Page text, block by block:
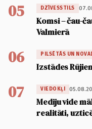
05 DZĪVESSTILS
Komsi – čau-
Valmierā
06 PILSĒTĀS UN
Izstādes
07 VIEDOKĻI
Mediju vide
realitāti,